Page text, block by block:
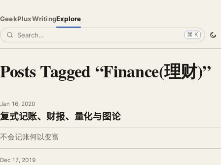
GeekPluxWritingExplore
⌘ K
Posts Tagged “Finance(理财)”
复式记账、财报、量化与图论
Jan 16, 2020
不会记账何以变富
Dec 17, 2019